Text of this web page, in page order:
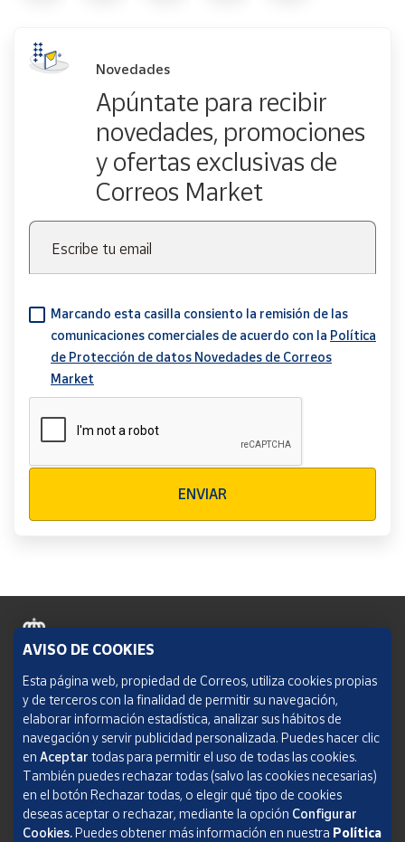
Novedades
Apúntate para recibir
novedades, promociones
y ofertas exclusivas de
Correos Market
Escribe tu email
Marcando esta casilla consiento la remisión de las
comunicaciones comerciales de acuerdo con la Política
de Protección de datos Novedades de Correos
Market
ENVIAR
Política de cookies
Aviso legal
Condiciones del servicio
Política de Privacidad Web
Informe de transparencia
AVISO DE COOKIES
Esta página web, propiedad de Correos, utiliza cookies propias
y de terceros con la finalidad de permitir su navegación,
elaborar información estadística, analizar sus hábitos de
navegación y servir publicidad personalizada. Puedes hacer clic
en Aceptar todas para permitir el uso de todas las cookies.
También puedes rechazar todas (salvo las cookies necesarias)
en el botón Rechazar todas, o elegir qué tipo de cookies
deseas aceptar o rechazar, mediante la opción Configurar
Cookies.Puedes obtener más información en nuestra Política